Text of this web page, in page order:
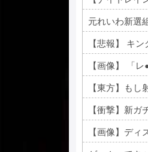
元れいわ新選
【画像】 「
【東方】も
【衝撃】新
【画像】デ